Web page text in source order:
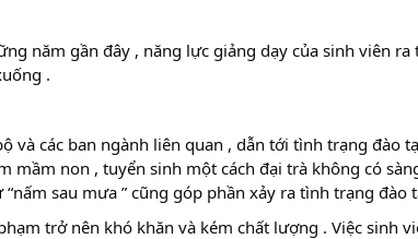
năm gần đây , năng lực giảng dạy của sinh viên
.
và các ban ngành liên quan , dẫn tới tình trạng đào
mầm non , tuyển sinh một cách đại trà không có
sau mưa ” cũng góp phần xảy ra tình trạng đào
trở nên khó khăn và kém chất lượng . Việc sinh